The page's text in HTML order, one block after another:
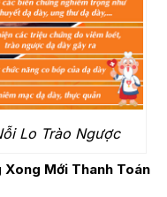
Lo Trào Ngược
Xong Mới Thanh Toán